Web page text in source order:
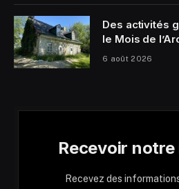
Des activités
le Mois de
6 août 2026
Recevoir
Recevez des